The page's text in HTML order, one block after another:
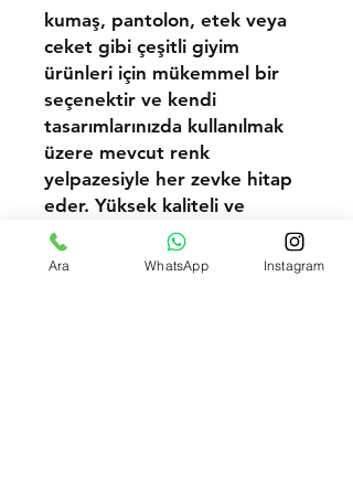
kumaş, pantolon, etek veya
ceket gibi çeşitli giyim
ürünleri için mükemmel bir
seçenektir ve kendi
tasarımlarınızda kullanılmak
üzere mevcut renk
yelpazesiyle her zevke hitap
eder. Yüksek kaliteli ve
dayanıklı Sarı Gabardin 20/20
3/1 Dokuma kumaşımız, sizin
Ara WhatsApp Instagram